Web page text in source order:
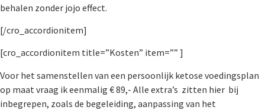
behalen zonder jojo effect.
[/cro_accordionitem]
[cro_accordionitem title=”Kosten” item=”” ]
Voor het samenstellen van een persoonlijk ketose voedingsplan
op maat vraag ik eenmalig € 89,- Alle extra’s zitten hier bij
inbegrepen, zoals de begeleiding, aanpassing van het